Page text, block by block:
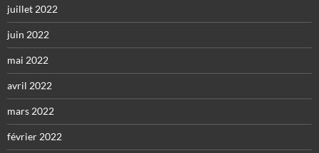
juillet 2022
juin 2022
mai 2022
avril 2022
mars 2022
février 2022